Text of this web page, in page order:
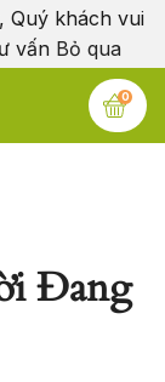
Quý khách vui
vấn Bỏ qua
0
Đang